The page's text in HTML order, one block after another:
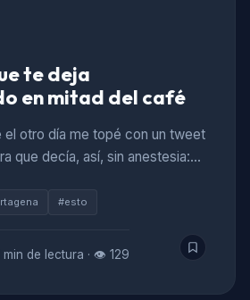
te deja
en mitad del café
el otro día me topé con un tweet
que decía, así, sin anestesia:…
#esto
min de lectura · 👁 129